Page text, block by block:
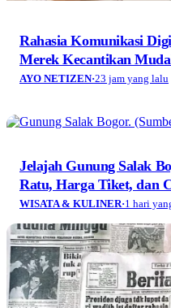
Rahasia Komunikasi
Merek Kecantikan
AYO NETIZEN·23 jam yang lalu
Jelajah Gunung Salak
Ratu, Harga Tiket, dan
WISATA & KULINER·1 hari